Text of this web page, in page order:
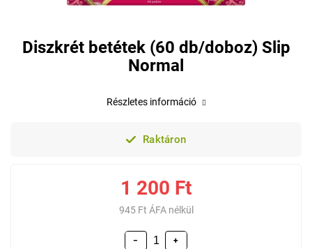
Diszkrét betétek (60 db/doboz) Slip
Normal
Raktáron
1 200 Ft
945 Ft ÁFA nélkül
+
−
Részletes információ